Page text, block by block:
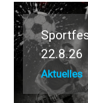
22.8.26
Aktuelles